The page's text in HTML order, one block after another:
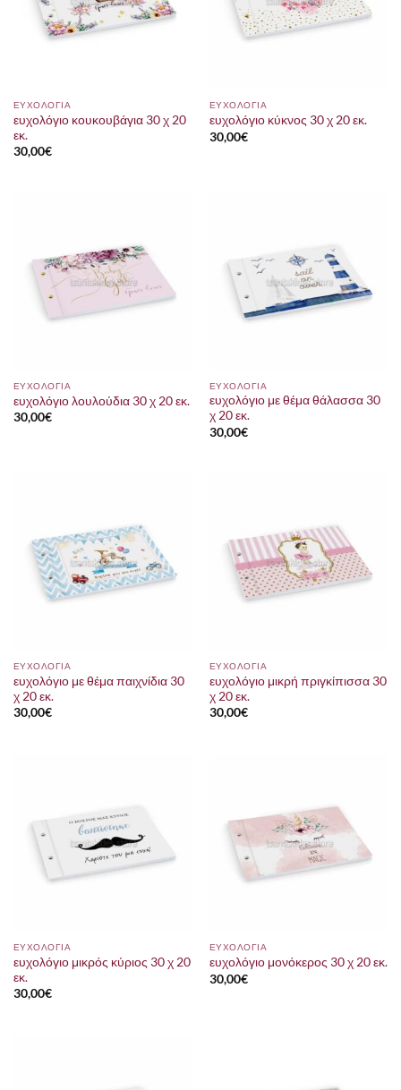
ΕΥΧΟΛΟΓΙΑ
ευχολόγιο κουκουβάγια 30 χ 20
εκ.
30,00€
ΕΥΧΟΛΟΓΙΑ
ευχολόγιο κύκνος 30 χ 20 εκ.
30,00€
ΕΥΧΟΛΟΓΙΑ
ευχολόγιο λουλούδια 30 χ 20 εκ.
30,00€
ΕΥΧΟΛΟΓΙΑ
ευχολόγιο με θέμα θάλασσα 30
χ 20 εκ.
30,00€
ΕΥΧΟΛΟΓΙΑ
ευχολόγιο με θέμα παιχνίδια 30
χ 20 εκ.
30,00€
ΕΥΧΟΛΟΓΙΑ
ευχολόγιο μικρή πριγκίπισσα 30
χ 20 εκ.
30,00€
ΕΥΧΟΛΟΓΙΑ
ευχολόγιο μικρός κύριος 30 χ 20
εκ.
30,00€
ΕΥΧΟΛΟΓΙΑ
ευχολόγιο μονόκερος 30 χ 20 εκ.
30,00€